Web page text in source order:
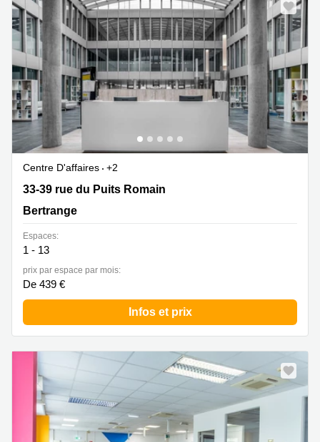
Centre D'affaires
+2
33-39 rue du Puits Romain, Bertrange
33-39 rue du Puits Romain
Bertrange
Espaces:
1 - 13
prix par espace par mois:
De 439 €
Infos et prix